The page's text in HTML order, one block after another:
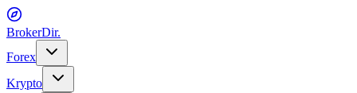
BrokerDir.
Forex
Krypto